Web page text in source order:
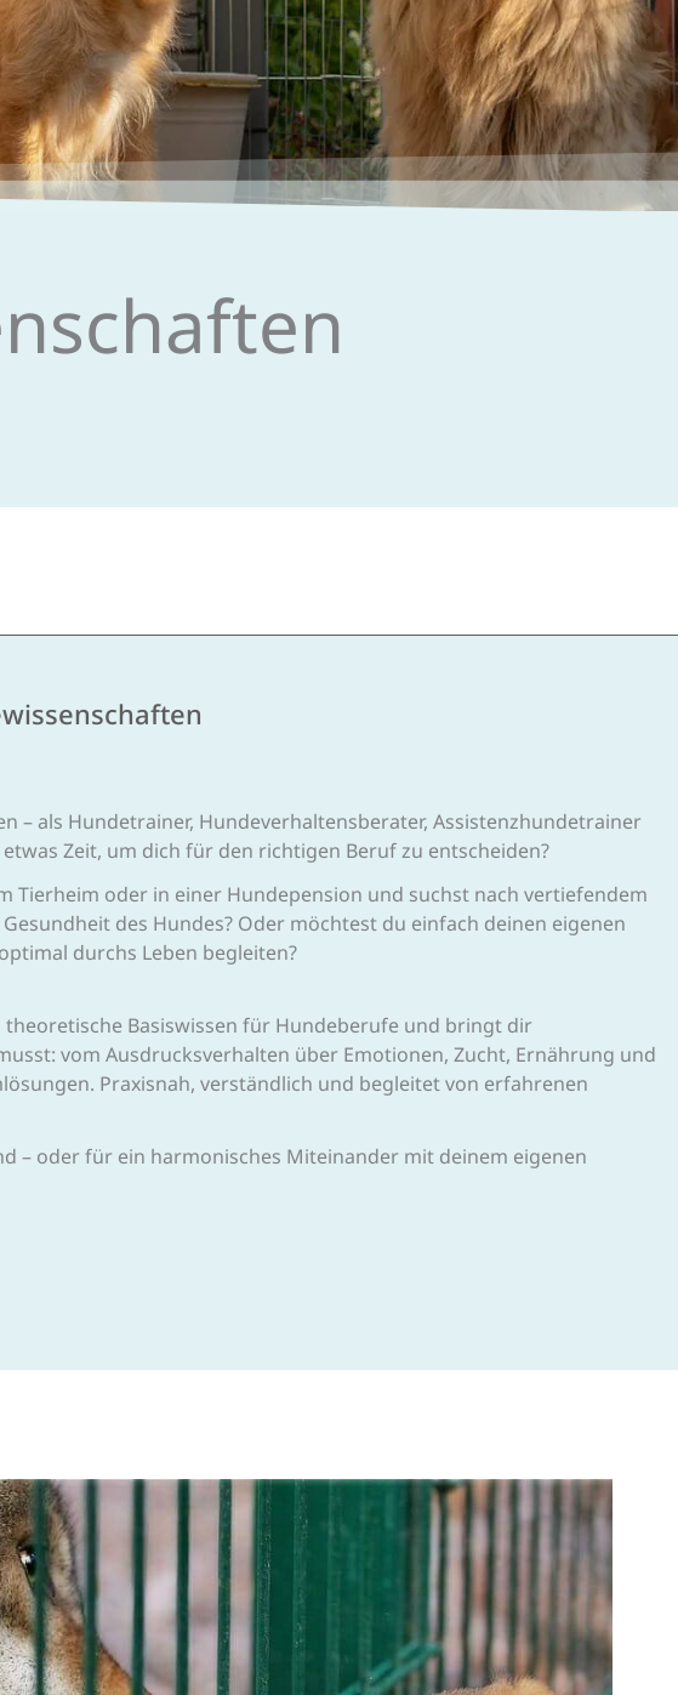
– als Hundetrainer, Hundeverhaltensberater, Assistenzhundetrainer
Zeit, um dich für den richtigen Beruf zu entscheiden?
Tierheim oder in einer Hundepension und suchst nach vertiefendem
des Hundes? Oder möchtest du einfach deinen eigenen
durchs Leben begleiten?
Basiswissen für Hundeberufe und bringt dir
vom Ausdrucksverhalten über Emotionen, Zucht, Ernährung und
Praxisnah, verständlich und begleitet von erfahrenen
– oder für ein harmonisches Miteinander mit deinem eigenen